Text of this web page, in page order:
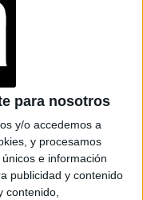
para nosotros
y/o accedemos a
y procesamos
e información
publicidad y contenido
contenido,
suscriptores
por